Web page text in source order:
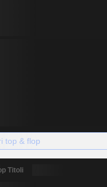
top & flop
Titoli